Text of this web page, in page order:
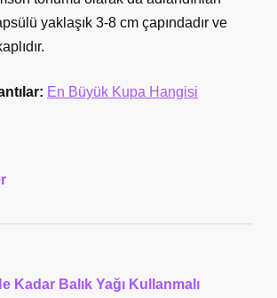
yaklaşık 3-8 cm çapındadır ve
En Büyük Kupa Hangisi
Kadar Balık Yağı Kullanmalı